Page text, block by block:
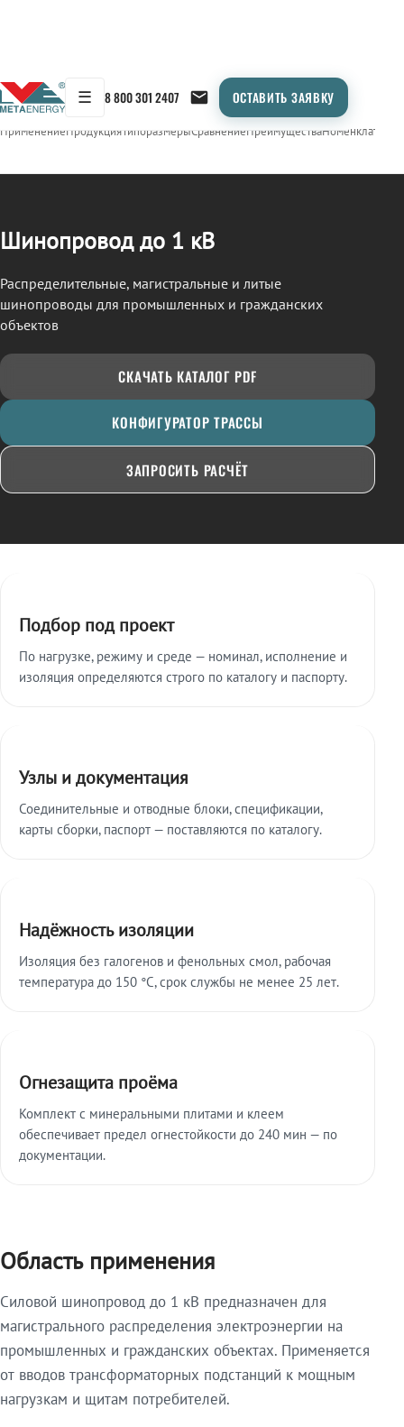
☰ 8 800 301 2407 ОСТАВИТЬ ЗАЯВКУ
← Продукция/ШИНОПРОВОД
ПрименениеПродукцияТипоразмерыСравнениеПреимуществаНоменклатура
Шинопровод до 1 кВ
Распределительные, магистральные и литые
шинопроводы для промышленных и гражданских
объектов
СКАЧАТЬ КАТАЛОГ PDF
КОНФИГУРАТОР ТРАССЫ
ЗАПРОСИТЬ РАСЧЁТ
Подбор под проект
По нагрузке, режиму и среде — номинал, исполнение и
изоляция определяются строго по каталогу и паспорту.
Узлы и документация
Соединительные и отводные блоки, спецификации,
карты сборки, паспорт — поставляются по каталогу.
Надёжность изоляции
Изоляция без галогенов и фенольных смол, рабочая
температура до 150 °C, срок службы не менее 25 лет.
Огнезащита проёма
Комплект с минеральными плитами и клеем
обеспечивает предел огнестойкости до 240 мин — по
документации.
Область применения
Силовой шинопровод до 1 кВ предназначен для
магистрального распределения электроэнергии на
промышленных и гражданских объектах. Применяется
от вводов трансформаторных подстанций к мощным
нагрузкам и щитам потребителей.